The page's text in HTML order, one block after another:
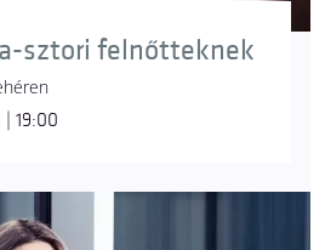
sztori felnőtteknek
| 19:00